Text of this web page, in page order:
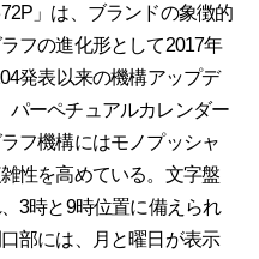
」は、ブランドの象徴的
フの進化形として2017年
発表以来の機構アップデ
パーペチュアルカレンダー
フ機構にはモノプッシャ
性を高めている。文字盤
3時と9時位置に備えられ
部には、月と曜日が表示